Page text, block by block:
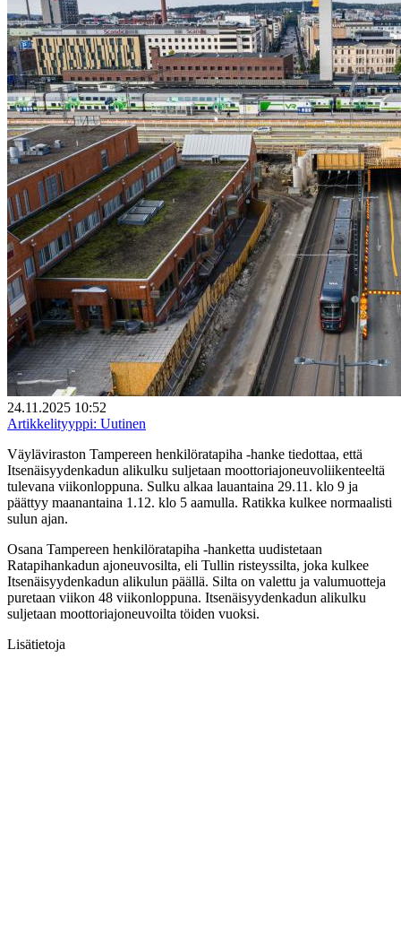
24.11.2025 10:52
Artikkelityyppi: Uutinen
Väyläviraston Tampereen henkilöratapiha -hanke tiedottaa, että
Itsenäisyydenkadun alikulku suljetaan moottoriajoneuvoliikenteeltä
tulevana viikonloppuna. Sulku alkaa lauantaina 29.11. klo 9 ja
päättyy maanantaina 1.12. klo 5 aamulla. Ratikka kulkee normaalisti
sulun ajan.
Osana Tampereen henkilöratapiha -hanketta uudistetaan
Ratapihankadun ajoneuvosilta, eli Tullin risteyssilta, joka kulkee
Itsenäisyydenkadun alikulun päällä. Silta on valettu ja valumuotteja
puretaan viikon 48 viikonloppuna. Itsenäisyydenkadun alikulku
suljetaan moottoriajoneuvoilta töiden vuoksi.
Lisätietoja